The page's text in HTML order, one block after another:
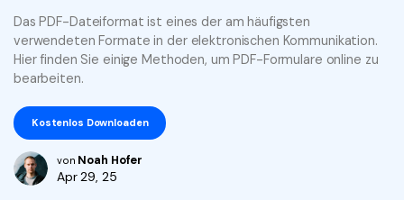
Shop
Support
Mobile App
PDFelement für Android
Cloud
PDF lesen
PDF kommentieren
PDF kombinieren
PDF drucken
Heiße Themen
Top PDF-Software
OCR PDF Tipps
Business
KMU von 1-10p
10p+ Unternehmen
Das PDF-Dateiformat ist eines der am häufigsten
verwendeten Formate in der elektronischen Kommunikation.
Hier finden Sie einige Methoden, um PDF-Formulare online zu
bearbeiten.
Kostenlos Downloaden
von Noah Hofer
Apr 29, 25